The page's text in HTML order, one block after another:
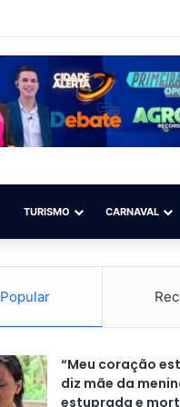
TURISMO CARNAVAL
Popular
“Meu coração
diz mãe da
estuprada e